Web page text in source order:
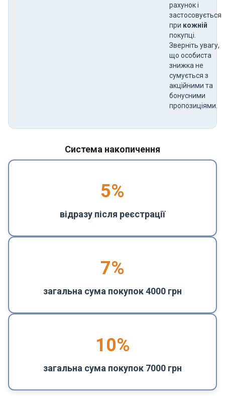
рахунок і
застосовується
при кожній
покупці.
Зверніть увагу,
що особиста
знижка не
сумується з
акційними та
бонусними
пропозиціями.
Система накопичення
5%
відразу після реєстрації
7%
загальна сума покупок 4000 грн
10%
загальна сума покупок 7000 грн